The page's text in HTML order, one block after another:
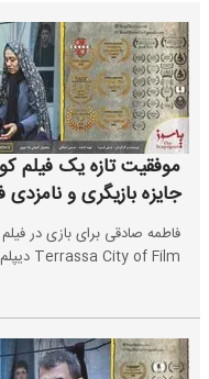
موفقیت تازه یک فیلم
جایزه بازیگری و نامزدی
Terrassa City of Film دیپلم افتخار گرفت.